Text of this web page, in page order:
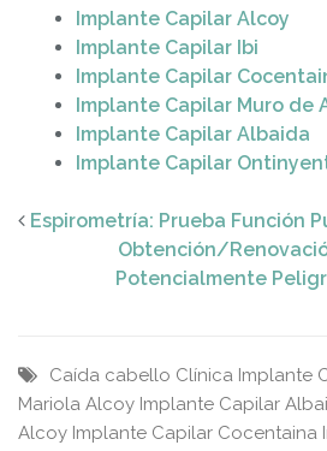
Implante Capilar Alcoy
Implante Capilar Ibi
Implante Capilar
Implante Capilar Muro de
Implante Capilar Albaida
Implante Capilar
Espirometría: Prueba Función
Obtención/
Potencialmente
Caída cabello Clínica Implante
Mariola Alcoy Implante Capilar
Alcoy Implante Capilar Cocentaina